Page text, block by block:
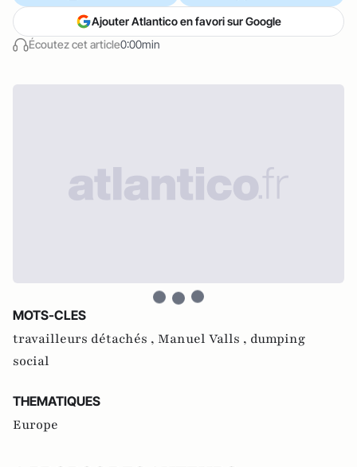
Écoutez cet article0:00min
Ajouter Atlantico en favori sur Google
MOTS-CLES
travailleurs détachés , Manuel Valls , dumping
social
THEMATIQUES
Europe